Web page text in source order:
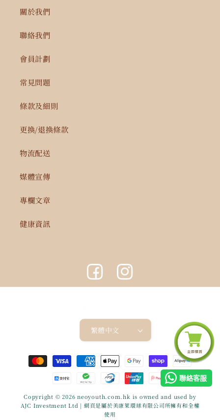
關於我們
聯絡我們
會員計劃
常見問題
條款及細則
更換/退換條款
物流配送
媒體宣傳
專欄文章
健康資訊
FacebookInstagram
繁體中文
式
Copyright © 2026neoyouth.com.hk is owned and used by
AJC Investment Ltd | 網頁是屬於美康萊環球有限公司所擁有和全權
使用
聯絡客服